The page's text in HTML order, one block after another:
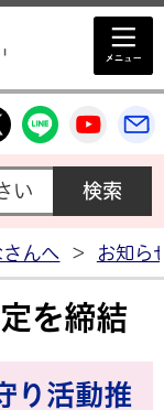
萩市公式
高萩市公式X
高萩市
高
んへ > お知ら
を締結
り活動推